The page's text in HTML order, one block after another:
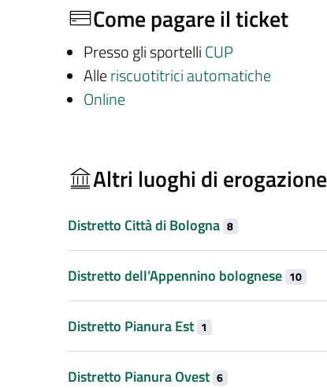
Come pagare il ticket
Presso gli sportelli CUP
Alleriscuotitrici automatiche
Online
Altri luoghi di erogazione
Distretto Città di Bologna 8
Distretto dell’Appennino bolognese 10
Distretto Pianura Est 1
Distretto Pianura Ovest 6